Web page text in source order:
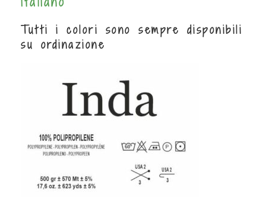
Tutti i colori sono sempre disponibili
su ordinazione